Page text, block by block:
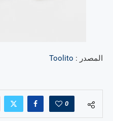
المصدر : Toolito
0